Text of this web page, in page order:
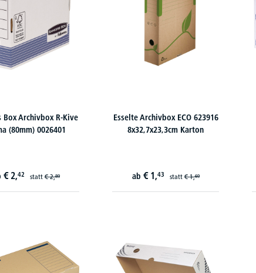
Box Archivbox R-Kive
(80mm) 0026401
€ 2,42 statt€ 2,89
Esselte Archivbox ECO 623916
8x32,7x23,3cm Karton
ab € 1,43 statt€ 1,69